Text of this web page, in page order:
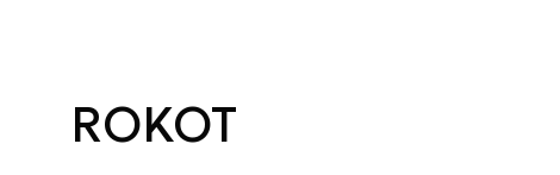
ROKOT